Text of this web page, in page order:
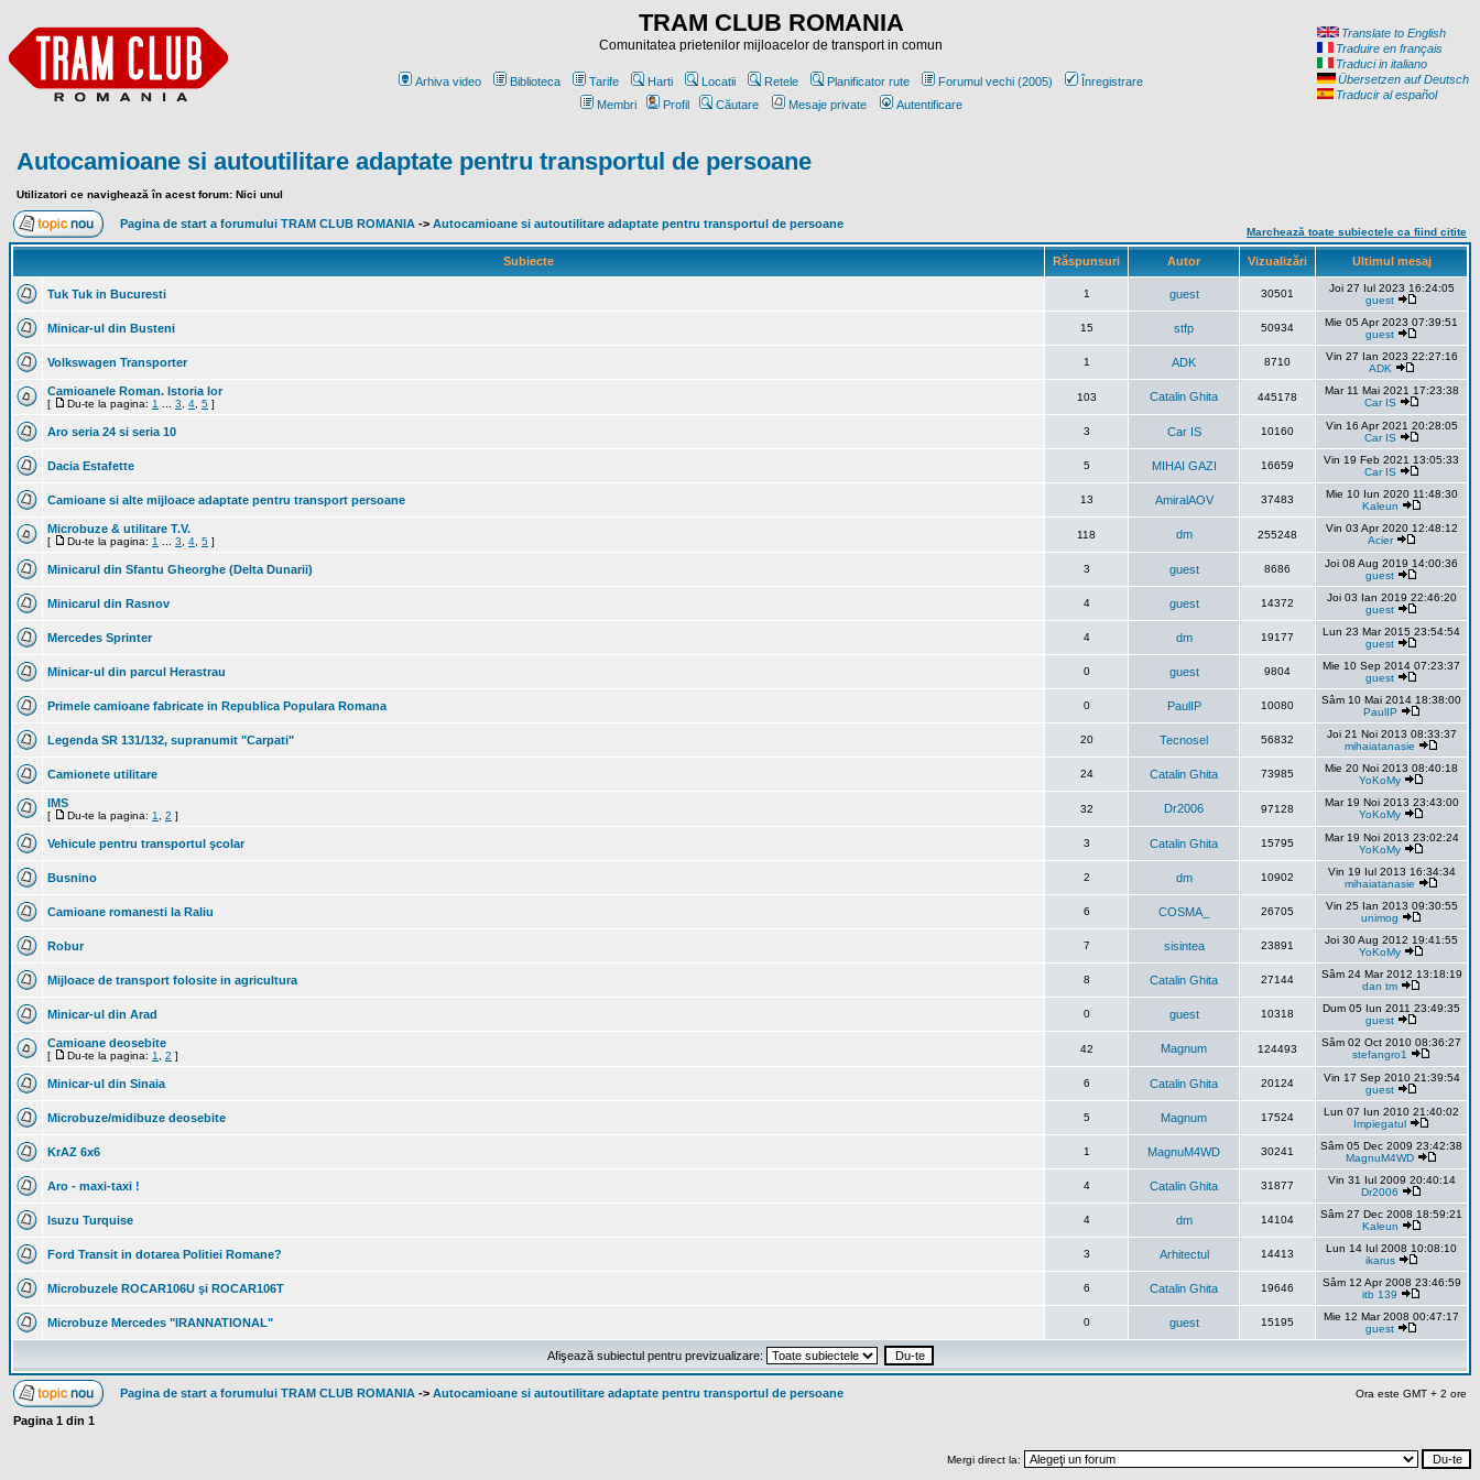
TRAM CLUB ROMANIA
Comunitatea prietenilor mijloacelor de transport in comun
Arhiva video Biblioteca Tarife Harti Locatii Retele Planificator rute Forumul vechi (2005)
Înregistrare
Membri
Profil Căutare Mesaje private Autentificare
Translate to English
Traduire en français
Traduci in italiano
Übersetzen auf Deutsch
Traducir al español
Autocamioane si autoutilitare adaptate pentru transportul de persoane
Utilizatori ce navighează în acest forum: Nici unul
Pagina de start a forumului TRAM CLUB ROMANIA -> Autocamioane si autoutilitare adaptate pentru transportul de persoane
Marchează toate subiectele ca fiind citite
Subiecte Răspunsuri Autor Vizualizări Ultimul mesaj
Tuk Tuk in Bucuresti 1 guest 30501
Joi 27 Iul 2023 16:24:05
guest
Minicar-ul din Busteni 15 stfp 50934
Mie 05 Apr 2023 07:39:51
guest
Volkswagen Transporter 1 ADK 8710
Vin 27 Ian 2023 22:27:16
ADK
Camioanele Roman. Istoria lor
[ Du-te la pagina: 1 3 4 5 ]
103 Catalin Ghita 445178
Mar 11 Mai 2021 17:23:38
Car IS
Aro seria 24 si seria 10 3 Car IS 10160
Vin 16 Apr 2021 20:28:05
Car IS
Dacia Estafette 5 MIHAI GAZI 16659
Vin 19 Feb 2021 13:05:33
Car IS
Camioane si alte mijloace adaptate pentru transport persoane 13 AmiralAOV 37483
Mie 10 Iun 2020 11:48:30
Kaleun
Microbuze & utilitare T.V.
[ Du-te la pagina: 1 3 4 5 ]
118 dm 255248
Vin 03 Apr 2020 12:48:12
Acier
Minicarul din Sfantu Gheorghe (Delta Dunarii) 3 guest 8686
Joi 08 Aug 2019 14:00:36
guest
Minicarul din Rasnov 4 guest 14372
Joi 03 Ian 2019 22:46:20
guest
Mercedes Sprinter 4 dm 19177
Lun 23 Mar 2015 23:54:54
guest
Minicar-ul din parcul Herastrau 0 guest 9804
Mie 10 Sep 2014 07:23:37
guest
Primele camioane fabricate in Republica Populara Romana 0 PaulIP 10080
Sâm 10 Mai 2014 18:38:00
PaulIP
Legenda SR 131/132, supranumit "Carpati" 20 Tecnosel 56832
Joi 21 Noi 2013 08:33:37
mihaiatanasie
Camionete utilitare 24 Catalin Ghita 73985
Mie 20 Noi 2013 08:40:18
YoKoMy
IMS
[ Du-te la pagina: 1 2 ]
32 Dr2006 97128
Mar 19 Noi 2013 23:43:00
YoKoMy
Vehicule pentru transportul şcolar 3 Catalin Ghita 15795
Mar 19 Noi 2013 23:02:24
YoKoMy
Busnino 2 dm 10902
Vin 19 Iul 2013 16:34:34
mihaiatanasie
Camioane romanesti la Raliu 6 COSMA_ 26705
Vin 25 Ian 2013 09:30:55
unimog
Robur 7 sisintea 23891
Joi 30 Aug 2012 19:41:55
YoKoMy
Mijloace de transport folosite in agricultura 8 Catalin Ghita 27144
Sâm 24 Mar 2012 13:18:19
dan tm
Minicar-ul din Arad 0 guest 10318
Dum 05 Iun 2011 23:49:35
guest
Camioane deosebite
[ Du-te la pagina: 1 2 ]
42 Magnum 124493
Sâm 02 Oct 2010 08:36:27
stefangro1
Minicar-ul din Sinaia 6 Catalin Ghita 20124
Vin 17 Sep 2010 21:39:54
guest
Microbuze/midibuze deosebite 5 Magnum 17524
Lun 07 Iun 2010 21:40:02
Impiegatul
KrAZ 6x6 1 MagnuM4WD 30241
Sâm 05 Dec 2009 23:42:38
MagnuM4WD
Aro - maxi-taxi ! 4 Catalin Ghita 31877
Vin 31 Iul 2009 20:40:14
Dr2006
Isuzu Turquise 4 dm 14104
Sâm 27 Dec 2008 18:59:21
Kaleun
Ford Transit in dotarea Politiei Romane? 3 Arhitectul 14413
Lun 14 Iul 2008 10:08:10
ikarus
Microbuzele ROCAR106U şi ROCAR106T 6 Catalin Ghita 19646
Sâm 12 Apr 2008 23:46:59
itb 139
Microbuze Mercedes "IRANNATIONAL" 0 guest 15195
Mie 12 Mar 2008 00:47:17
guest
Afişează subiectul pentru previzualizare:
Pagina de start a forumului TRAM CLUB ROMANIA -> Autocamioane si autoutilitare adaptate pentru transportul de persoane Ora este GMT + 2 ore
Pagina 1 din 1
Mergi direct la: